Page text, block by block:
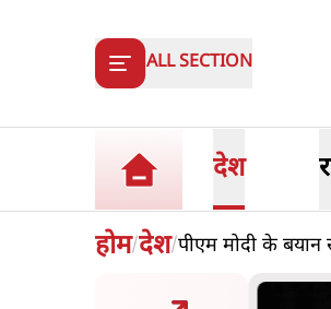
ALL SECTION
देश
होम/देश/पीएम मोदी के
शाह के संसद में आने पर